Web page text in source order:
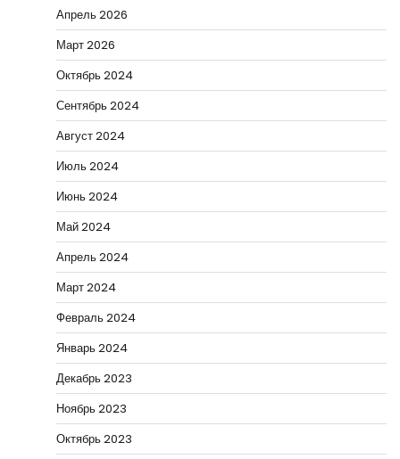
Апрель 2026
Март 2026
Октябрь 2024
Сентябрь 2024
Август 2024
Июль 2024
Июнь 2024
Май 2024
Апрель 2024
Март 2024
Февраль 2024
Январь 2024
Декабрь 2023
Ноябрь 2023
Октябрь 2023